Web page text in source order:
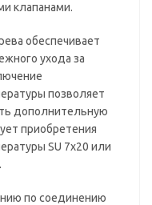
клапанами.
обеспечивает
ухода за
позволяет
дополнительную
приобретения
SU 7х20 или
по соединению